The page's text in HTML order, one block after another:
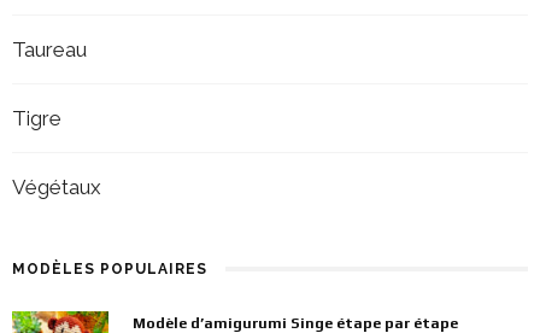
Taureau
Tigre
Végétaux
MODÈLES POPULAIRES
Modèle d’amigurumi Singe étape par étape